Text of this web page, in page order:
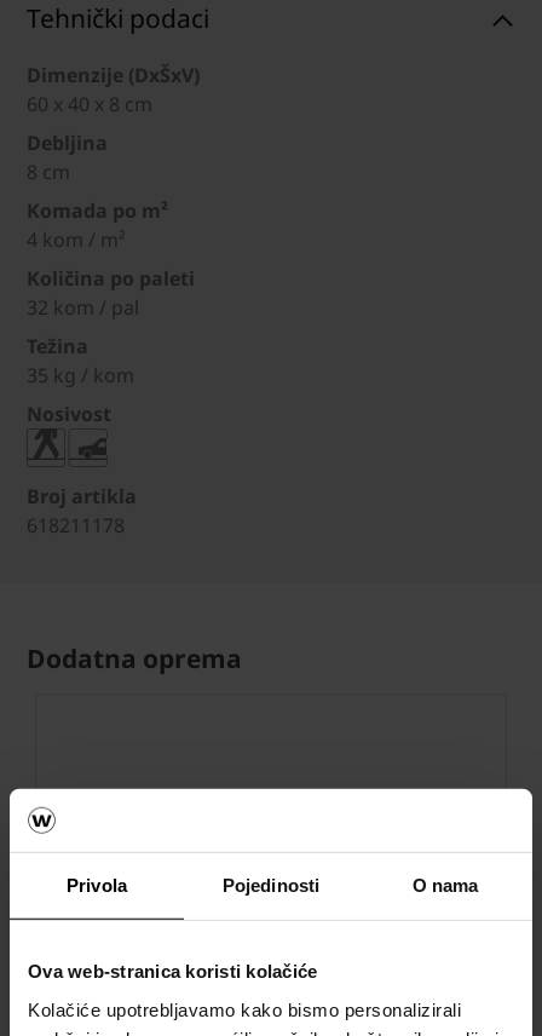
Privola Pojedinosti O nama
Ova web-stranica koristi kolačiće
Kolačiće upotrebljavamo kako bismo personalizirali
Tehnički podaci
Dimenzije (DxŠxV)
60 x 40 x 8 cm
Debljina
8 cm
Komada po m²
4 kom / m²
Količina po paleti
32 kom / pal
Težina
35 kg / kom
Nosivost
Broj artikla
618211178
Dodatna oprema
Next